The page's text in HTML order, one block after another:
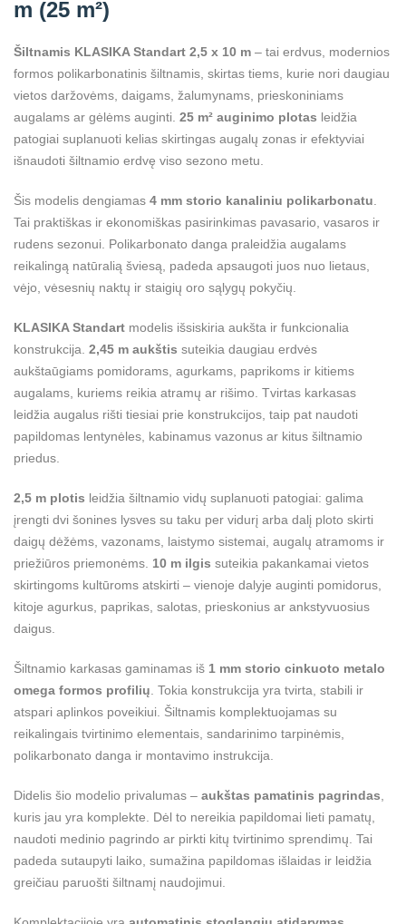
m (25 m²)
Šiltnamis KLASIKA Standart 2,5 x 10 m – tai erdvus, modernios
formos polikarbonatinis šiltnamis, skirtas tiems, kurie nori daugiau
vietos daržovėms, daigams, žalumynams, prieskoniniams
augalams ar gėlėms auginti. 25 m² auginimo plotas leidžia
patogiai suplanuoti kelias skirtingas augalų zonas ir efektyviai
išnaudoti šiltnamio erdvę viso sezono metu.
Šis modelis dengiamas 4 mm storio kanaliniu polikarbonatu
Tai praktiškas ir ekonomiškas pasirinkimas pavasario, vasaros ir
rudens sezonui. Polikarbonato danga praleidžia augalams
reikalingą natūralią šviesą, padeda apsaugoti juos nuo lietaus,
vėjo, vėsesnių naktų ir staigių oro sąlygų pokyčių.
KLASIKA Standart modelis išsiskiria aukšta ir funkcionalia
konstrukcija. 2,45 m aukštis suteikia daugiau erdvės
aukštaūgiams pomidorams, agurkams, paprikoms ir kitiems
augalams, kuriems reikia atramų ar rišimo. Tvirtas karkasas
leidžia augalus rišti tiesiai prie konstrukcijos, taip pat naudoti
papildomas lentynėles, kabinamus vazonus ar kitus šiltnamio
priedus.
2,5 m plotis leidžia šiltnamio vidų suplanuoti patogiai: galima
įrengti dvi šonines lysves su taku per vidurį arba dalį ploto skirti
daigų dėžėms, vazonams, laistymo sistemai, augalų atramoms ir
priežiūros priemonėms. 10 m ilgis suteikia pakankamai vietos
skirtingoms kultūroms atskirti – vienoje dalyje auginti pomidorus,
kitoje agurkus, paprikas, salotas, prieskonius ar ankstyvuosius
daigus.
Šiltnamio karkasas gaminamas iš 1 mm storio cinkuoto metalo
omega formos profilių . Tokia konstrukcija yra tvirta, stabili ir
atspari aplinkos poveikiui. Šiltnamis komplektuojamas su
reikalingais tvirtinimo elementais, sandarinimo tarpinėmis,
polikarbonato danga ir montavimo instrukcija.
Didelis šio modelio privalumas – aukštas pamatinis pagrindas
kuris jau yra komplekte. Dėl to nereikia papildomai lieti pamatų,
naudoti medinio pagrindo ar pirkti kitų tvirtinimo sprendimų. Tai
padeda sutaupyti laiko, sumažina papildomas išlaidas ir leidžia
greičiau paruošti šiltnamį naudojimui.